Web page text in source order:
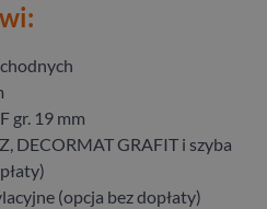
gr. 19 mm
DECORMAT GRAFIT i szyba
(opcja bez dopłaty)